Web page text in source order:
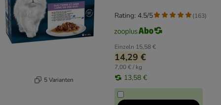
5 Varianten
Einzeln 15,58 €
14,29 €
7,00 € / kg
13,58 €
Rating: 4.5/5 (163)